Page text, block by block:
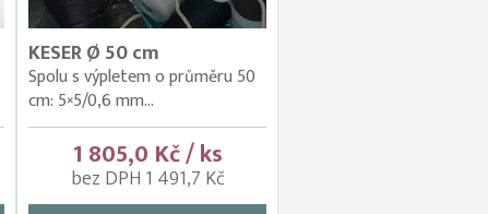
KESER Ø 50 cm
Spolu s výpletem o průměru 50
cm: 5×5/0,6 mm...
1 805,0 Kč / ks
bez DPH 1 491,7 Kč